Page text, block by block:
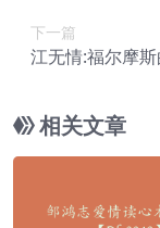
下一篇
江无情:福尔摩斯
相关文章